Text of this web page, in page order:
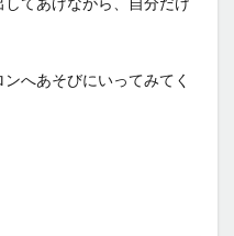
へあそびにいってみてく